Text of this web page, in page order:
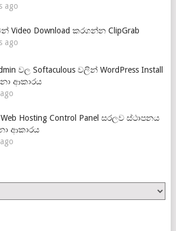
ago
Video Download කරගන්න ClipGrab
ago
වල Softaculous වලින් WordPress Install
ආකාරය
Web Hosting Control Panel සරලව ස්ථාපනය
ආකාරය